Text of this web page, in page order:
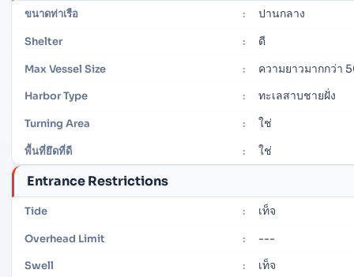
ขนาดท่าเรือ : ปานกลาง
Shelter : ดี
Max Vessel Size : ความยาวมากกว่า
Harbor Type : ทะเลสาบชายฝั่ง
Turning Area : ใช่
พื้นที่ยึดที่ดี : ใช่
Entrance Restrictions
Tide : เท็จ
Overhead Limit : ---
Swell : เท็จ